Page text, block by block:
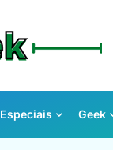
Especiais Geek